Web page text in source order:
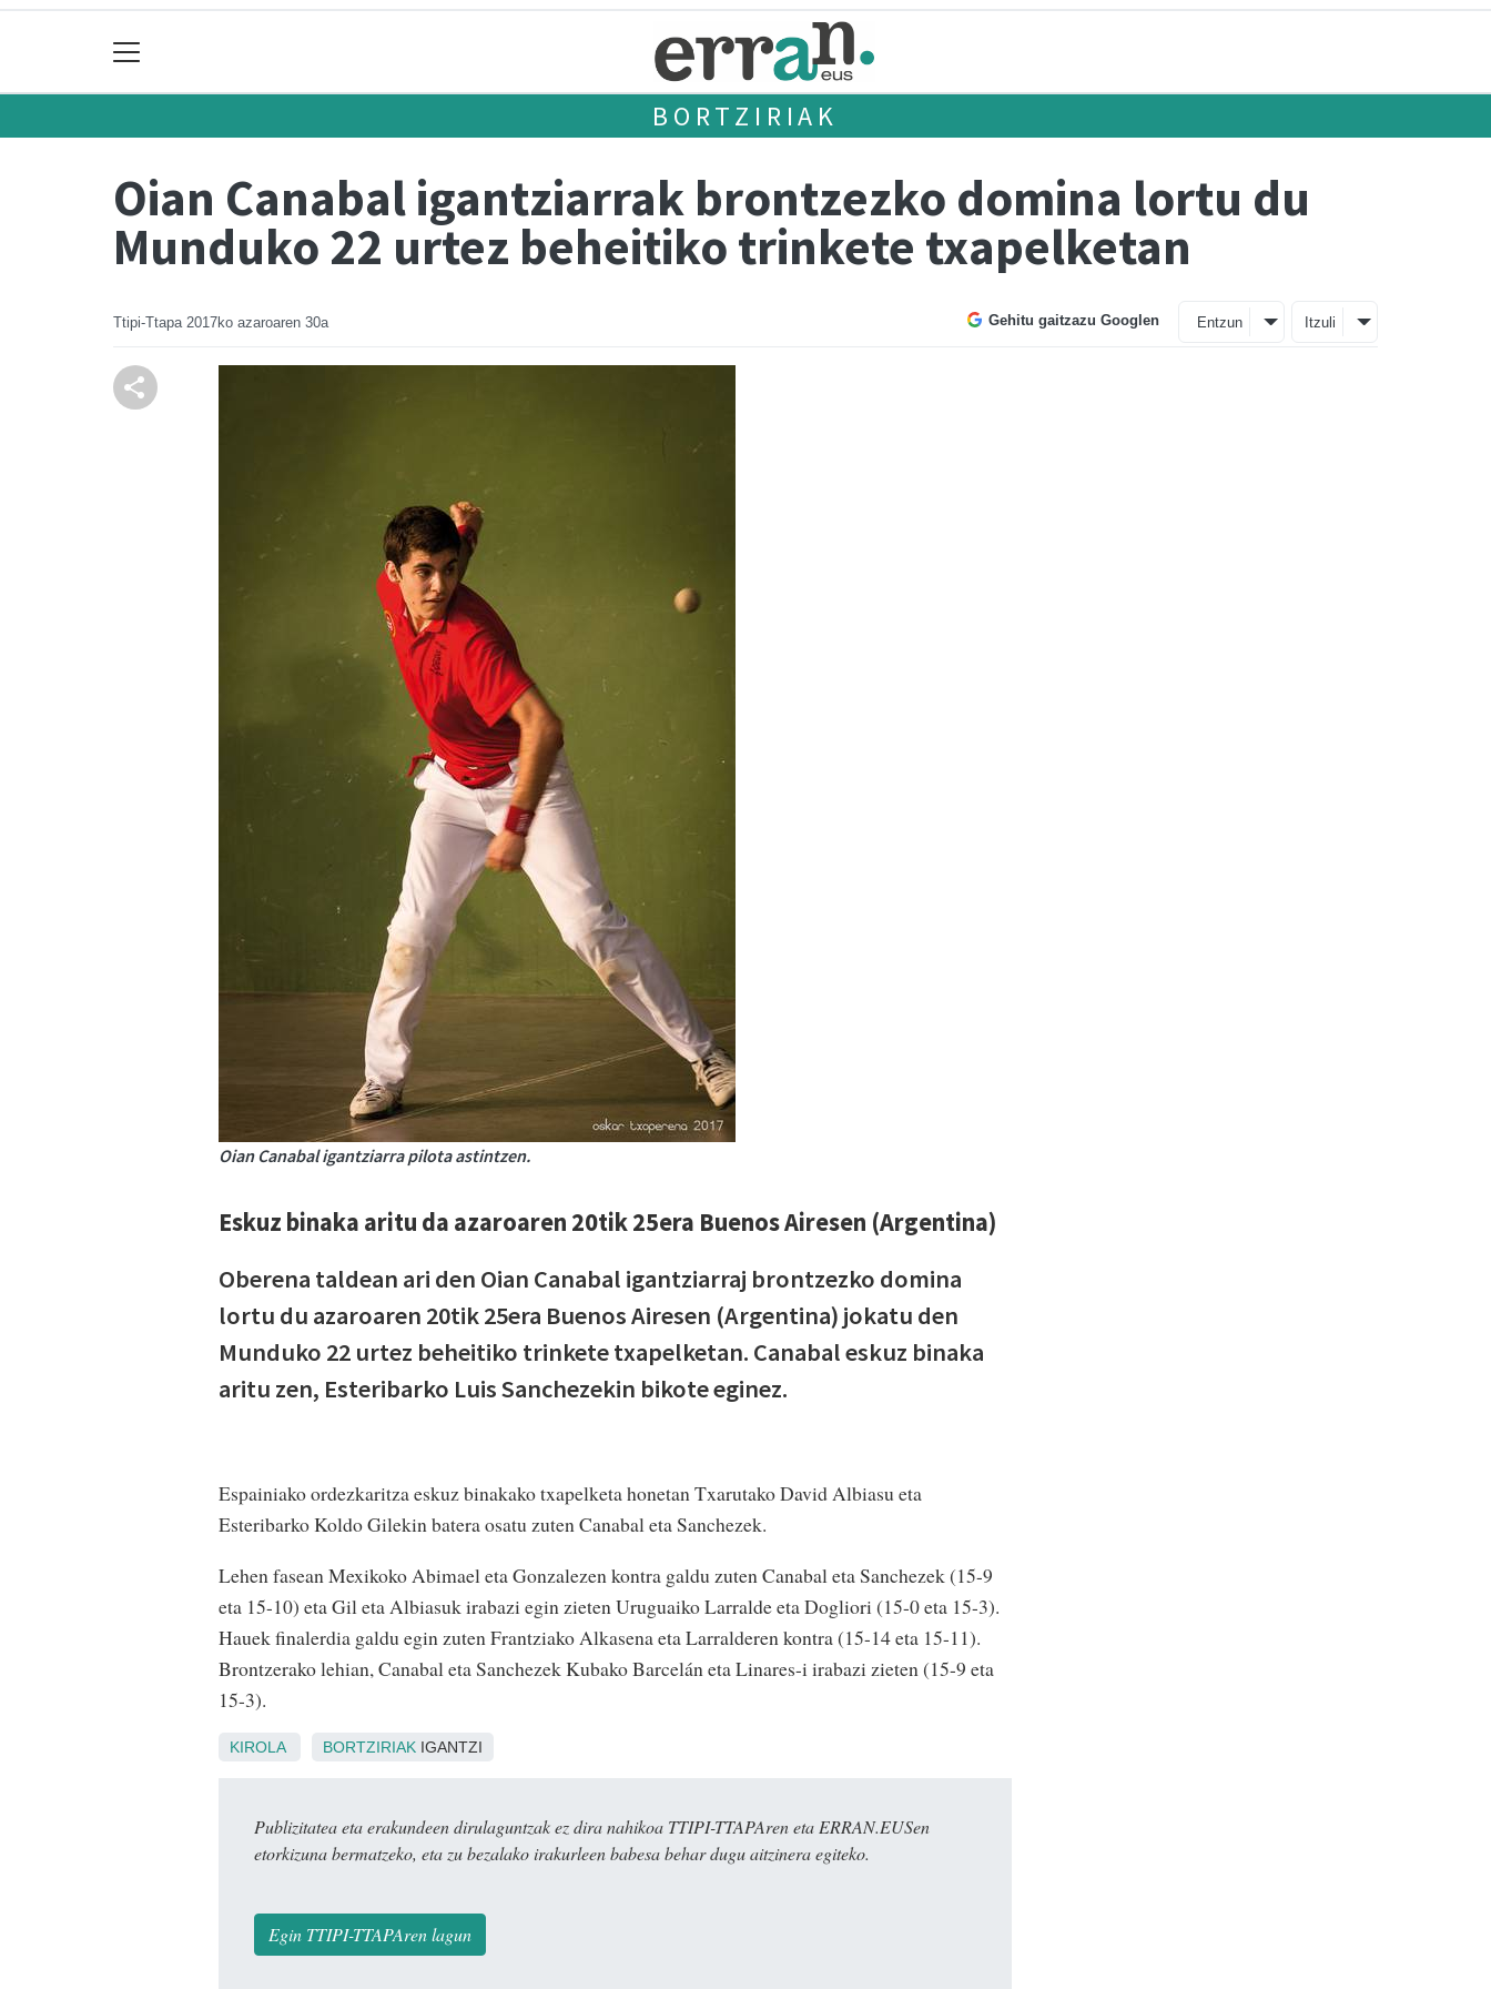
BORTZIRIAK
Oian Canabal igantziarrak brontzezko domina lortu du
Munduko 22 urtez beheitiko trinkete txapelketan
Ttipi-Ttapa 2017ko azaroaren 30a Gehitu gaitzazu Googlen Entzun Itzuli
Oian Canabal igantziarra pilota astintzen.
Eskuz binaka aritu da azaroaren 20tik 25era Buenos Airesen (Argentina)
Oberena taldean ari den Oian Canabal igantziarraj brontzezko domina
lortu du azaroaren 20tik 25era Buenos Airesen (Argentina) jokatu den
Munduko 22 urtez beheitiko trinkete txapelketan. Canabal eskuz binaka
aritu zen, Esteribar­ko Luis Sanchezekin bikote eginez.
Espainiako ordezkaritza eskuz binakako txapelketa honetan Txarutako David Albiasu eta
Esteribarko Koldo Gilekin batera osatu zuten Canabal eta Sanchezek.
Lehen fasean Mexikoko Abimael eta Gonzalezen kontra galdu zuten Canabal eta Sanchezek (15-9
eta 15-10) eta Gil eta Albiasuk irabazi egin zieten Uruguaiko Larralde eta Dogliori (15-0 eta 15-3).
Hauek finalerdia galdu egin zuten Frantziako Alkasena eta Larralderen kontra (15-14 eta 15-11).
Brontzerako lehian, Canabal eta Sanchezek Kubako Barcelán eta Linares-i irabazi zieten (15-9 eta
15-3).
KIROLA BORTZIRIAK IGANTZI
Publizitatea eta erakundeen dirulaguntzak ez dira nahikoa TTIPI-TTAPAren eta ERRAN.EUSen
etorkizuna bermatzeko, eta zu bezalako irakurleen babesa behar dugu aitzinera egiteko.
Egin TTIPI-TTAPAren lagun